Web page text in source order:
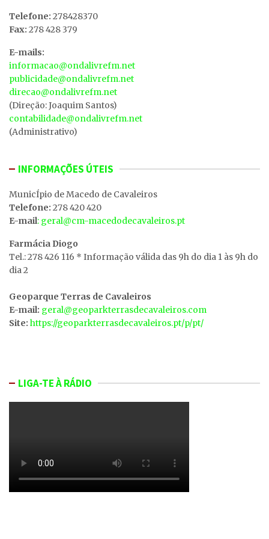
Telefone: 278428370
Fax: 278 428 379
E-mails:
informacao@ondalivrefm.net
publicidade@ondalivrefm.net
direcao@ondalivrefm.net
(Direção: Joaquim Santos)
contabilidade@ondalivrefm.net
(Administrativo)
INFORMAÇÕES ÚTEIS
MunicÍpio de Macedo de Cavaleiros
Telefone: 278 420 420
E-mail: geral@cm-macedodecavaleiros.pt
Farmácia Diogo
Tel.: 278 426 116 * Informação válida das 9h do dia 1 às 9h do
dia 2
Geoparque Terras de Cavaleiros
E-mail: geral@geoparkterrasdecavaleiros.com
Site: https://geoparkterrasdecavaleiros.pt/p/pt/
LIGA-TE À RÁDIO